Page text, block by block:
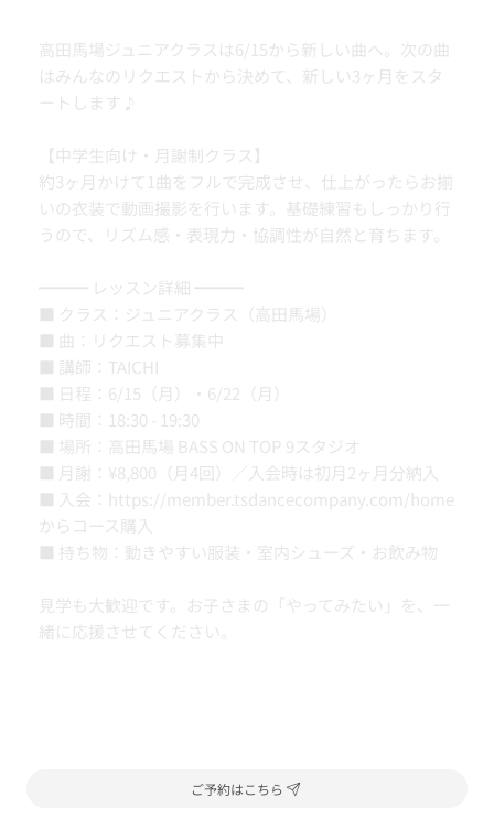
高田馬場ジュニアクラスは6/15から新しい曲へ。次の曲
はみんなのリクエストから決めて、新しい3ヶ月をスタ
ートします♪
【中学生向け・月謝制クラス】
約3ヶ月かけて1曲をフルで完成させ、仕上がったらお揃
いの衣装で動画撮影を行います。基礎練習もしっかり行
うので、リズム感・表現力・協調性が自然と育ちます。
━━━ レッスン詳細 ━━━
■ クラス：ジュニアクラス（高田馬場）
■ 曲：リクエスト募集中
■ 講師：TAICHI
■ 日程：6/15（月）・6/22（月）
■ 時間：18:30 - 19:30
■ 場所：高田馬場 BASS ON TOP 9スタジオ
■ 月謝：¥8,800（月4回）／入会時は初月2ヶ月分納入
■ 入会： https://member.tsdancecompany.com/home
からコース購入
■ 持ち物：動きやすい服装・室内シューズ・お飲み物
見学も大歓迎です。お子さまの「やってみたい」を、一
緒に応援させてください。
ご予約はこちら